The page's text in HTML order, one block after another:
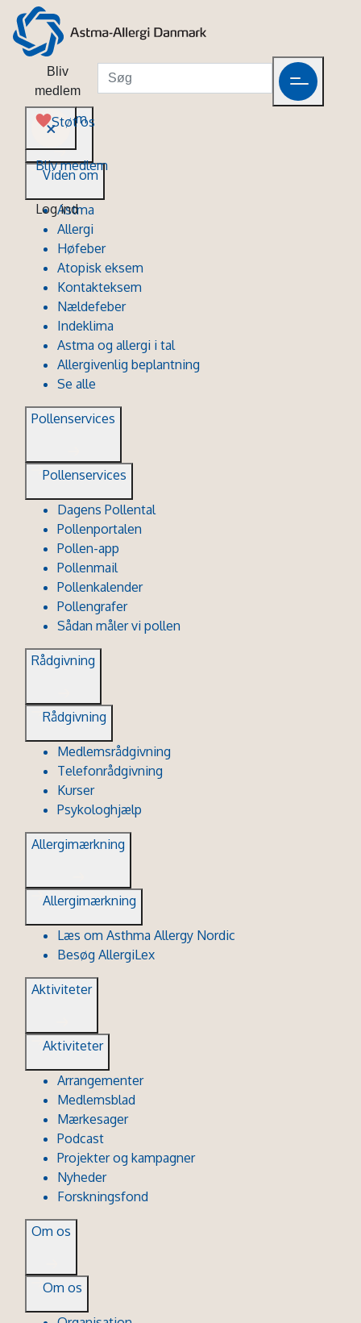
Bliv
medlem
Støt os
Bliv medlem
Log ind
Viden om
Viden om
Astma
Allergi
Høfeber
Atopisk eksem
Kontakteksem
Nældefeber
Indeklima
Astma og allergi i tal
Allergivenlig beplantning
Se alle
Pollenservices
Pollenservices
Dagens Pollental
Pollenportalen
Pollen-app
Pollenmail
Pollenkalender
Pollengrafer
Sådan måler vi pollen
Rådgivning
Rådgivning
Medlemsrådgivning
Telefonrådgivning
Kurser
Psykologhjælp
Allergimærkning
Allergimærkning
Læs om Asthma Allergy Nordic
Besøg AllergiLex
Aktiviteter
Aktiviteter
Arrangementer
Medlemsblad
Mærkesager
Podcast
Projekter og kampagner
Nyheder
Forskningsfond
Om os
Om os